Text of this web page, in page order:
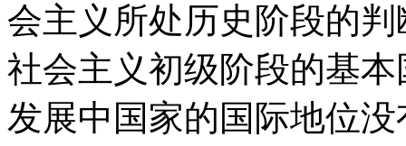
会主义所处历史阶段的
社会主义初级阶段的基
发展中国家的国际地位